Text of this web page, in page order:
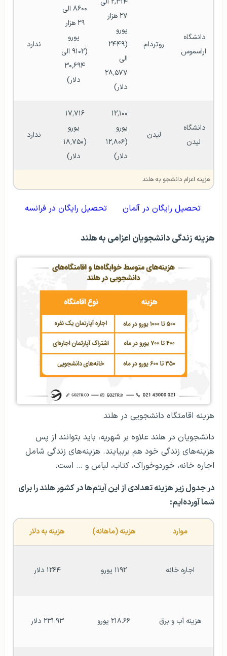
اراسموس
روتردام
یورو
دلار)
یورو
دلار)
ندارد
لیدن
لیدن
یورو
دلار)
یورو
دلار)
ندارد
هزینه اعزام دانشجو به هلند
تحصیل رایگان در آلمان تحصیل رایگان در فرانسه
هزینه زندگی دانشجویان اعزامی به هلند
هزینه اقامتگاه دانشجویی در هلند
دانشجویان در هلند علاوه بر شهریه، باید بتوانند از پس
هزینه‌های زندگی خود هم بربیایند. هزینه‌های زندگی شامل
اجاره خانه، خوردوخوراک، کتاب، لباس و … است.
در جدول زیر هزینه تعدادی از این آیتم‌ها در کشور هلند را برای
شما آورده‌ایم:
موارد هزینه (ماهانه) هزینه به دلار
اجاره خانه ۱۱۹۲ یورو ۱۲۶۴ دلار
هزینه آب و برق ۲۱۸.۶۶ یورو ۲۳۱.۹۳ دلار